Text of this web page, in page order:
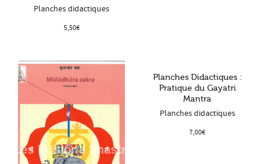
Planches didactiques
5,50€
Planches Didactiques :
Pratique du Gayatri
Mantra
Planches didactiques
7,00€